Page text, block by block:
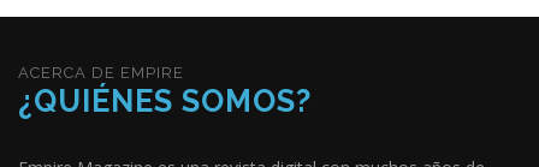
ACERCA DE EMPIRE
¿QUIÉNES SOMOS?